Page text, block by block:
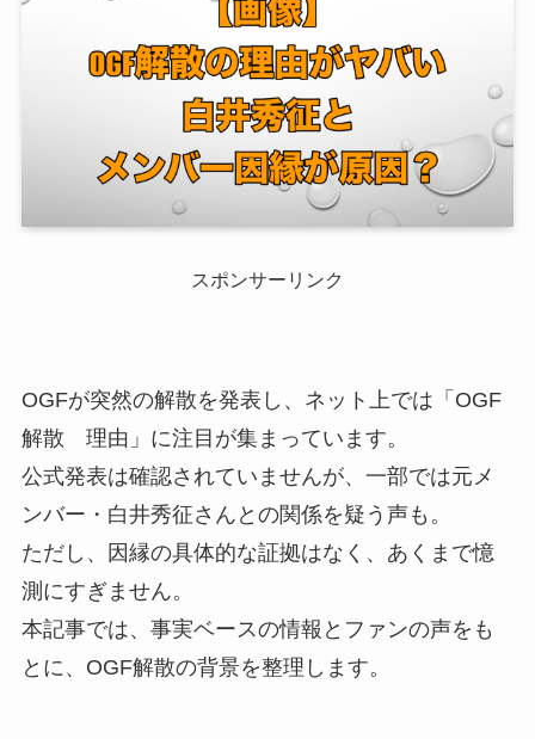
スポンサーリンク
OGFが突然の解散を発表し、ネット上では「OGF
解散 理由」に注目が集まっています。
公式発表は確認されていませんが、一部では元メ
ンバー・白井秀征さんとの関係を疑う声も。
ただし、因縁の具体的な証拠はなく、あくまで憶
測にすぎません。
本記事では、事実ベースの情報とファンの声をも
とに、OGF解散の背景を整理します。